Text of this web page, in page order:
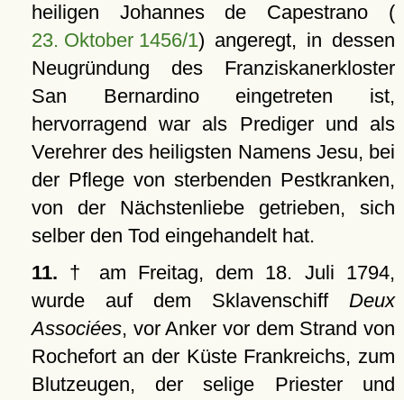
heiligen Johannes de Capestrano (
23. Oktober 1456/1) angeregt, in dessen
Neugründung des Franziskanerkloster
San Bernardino eingetreten ist,
hervorragend war als Prediger und als
Verehrer des heiligsten Namens Jesu, bei
der Pflege von sterbenden Pestkranken,
von der Nächstenliebe getrieben, sich
selber den Tod eingehandelt hat.
11. † am Freitag, dem 18. Juli 1794,
wurde auf dem Sklavenschiff Deux
Associées, vor Anker vor dem Strand von
Rochefort an der Küste Frankreichs, zum
Blutzeugen, der selige Priester und